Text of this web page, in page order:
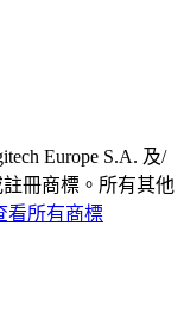
Europe S.A. 及/
冊商標。所有其他
看所有商標